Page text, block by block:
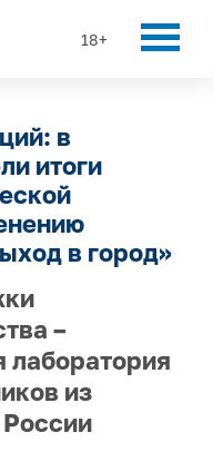
18+
в
итоги
в город»
–
из